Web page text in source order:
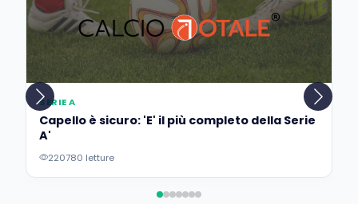
SERIE A
Capello è sicuro: 'E' il più completo della Serie
A'
220780 letture